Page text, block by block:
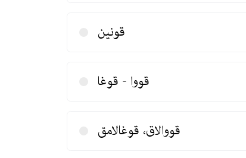
قونین
قووا - قوغا
قووالاق، قوغالامق